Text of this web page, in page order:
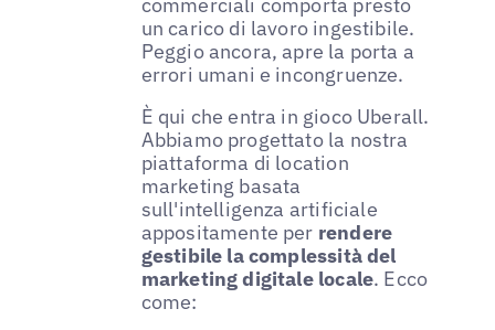
commerciali comporta presto
un carico di lavoro ingestibile.
Peggio ancora, apre la porta a
errori umani e incongruenze.
È qui che entra in gioco Uberall.
Abbiamo progettato la nostra
piattaforma di location
marketing basata
sull'intelligenza artificiale
appositamente per rendere
gestibile la complessità del
marketing digitale locale. Ecco
come: